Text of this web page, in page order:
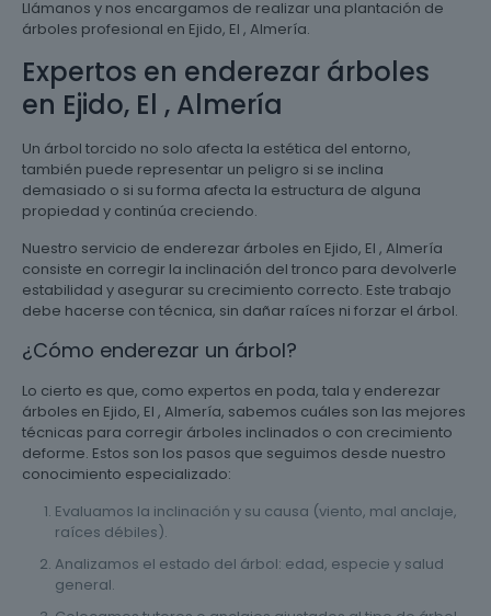
Llámanos y nos encargamos de realizar una plantación de
árboles profesional en Ejido, El , Almería.
Expertos en enderezar árboles
en Ejido, El , Almería
Un árbol torcido no solo afecta la estética del entorno,
también puede representar un peligro si se inclina
demasiado o si su forma afecta la estructura de alguna
propiedad y continúa creciendo.
Nuestro servicio de enderezar árboles en Ejido, El , Almería
consiste en corregir la inclinación del tronco para devolverle
estabilidad y asegurar su crecimiento correcto. Este trabajo
debe hacerse con técnica, sin dañar raíces ni forzar el árbol.
¿Cómo enderezar un árbol?
Lo cierto es que, como expertos en poda, tala y enderezar
árboles en Ejido, El , Almería, sabemos cuáles son las mejores
técnicas para corregir árboles inclinados o con crecimiento
deforme. Estos son los pasos que seguimos desde nuestro
conocimiento especializado:
Evaluamos la inclinación y su causa (viento, mal anclaje,
raíces débiles).
Analizamos el estado del árbol: edad, especie y salud
general.